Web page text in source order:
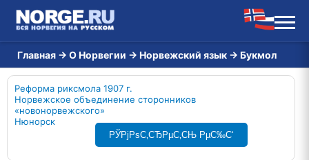
Главная → О Норвегии → Норвежский язык → Букмол
Реформа риксмола 1907 г.
Норвежское объединение сторонников
«новонорвежского»
Нюнорск
РЎРјРѕС‚СЂРµС‚СЊ РµС‰С‘